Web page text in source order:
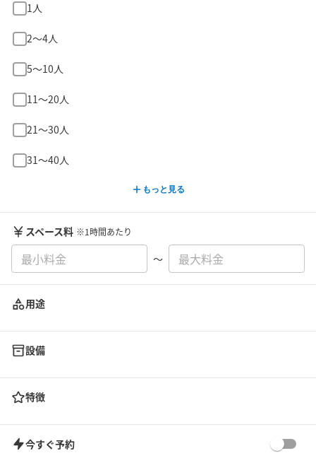
1人
2〜4人
5〜10人
11〜20人
21〜30人
31〜40人
もっと見る
スペース料 ※1時間あたり
〜
用途
設備
特徴
今すぐ予約